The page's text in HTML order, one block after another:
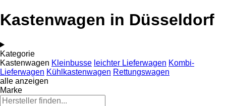
Kastenwagen in Düsseldorf
Kategorie
Kastenwagen Kleinbusse leichter Lieferwagen Kombi-
Lieferwagen Kühlkastenwagen Rettungswagen
alle anzeigen
Marke